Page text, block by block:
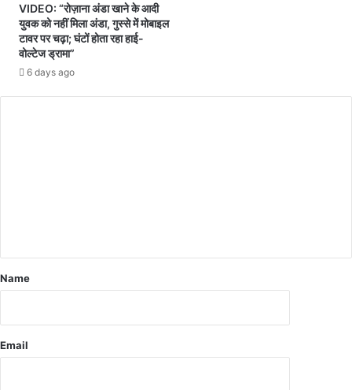
ना
शा
मि
थे
बा
VIDEO: “रोज़ाना अंडा खाने के आदी
युवक को नहीं मिला अंडा, गुस्से में मोबाइल
टावर पर चढ़ा; घंटों होता रहा हाई-
वोल्टेज ड्रामा”
6 days ago
Name
Email